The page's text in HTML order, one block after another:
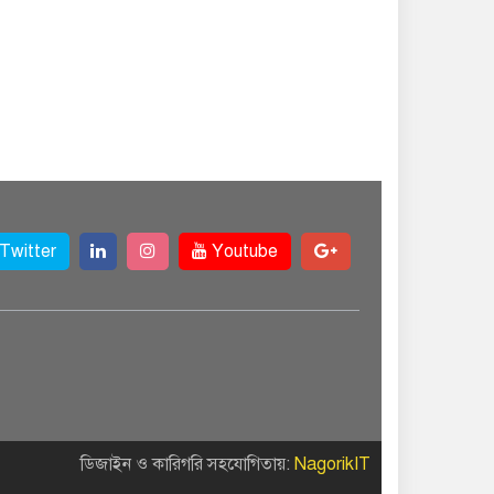
Twitter Youtube
ডিজাইন ও কারিগরি সহযোগিতায়: NagorikIT